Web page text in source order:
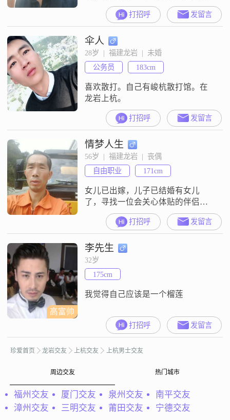
打招呼 发留言
伞人
28岁  |  福建龙岩  |  未婚
公务员
183cm
喜欢散打。自己有峻杭散打馆。在
龙岩上杭。
打招呼 发留言
情梦人生
56岁  |  福建龙岩  |  丧偶
自由职业
171cm
女儿已出嫁，儿子已结婚有女儿
了，寻找一位会关心体贴的伴侣一
起度过美好时光，照顾老人和小
孩，不求大富大贵，但求平安快
乐，家人和睦相处。
打招呼 发留言
高富帅
李先生
32岁
175cm
我觉得自己应该是一个榴莲
打招呼 发留言
珍爱首页 龙岩交友 上杭交友 上杭男士交友
周边交友 热门城市
福州交友 厦门交友 泉州交友
南平交友
漳州交友
三明交友 莆田交友 宁德交友